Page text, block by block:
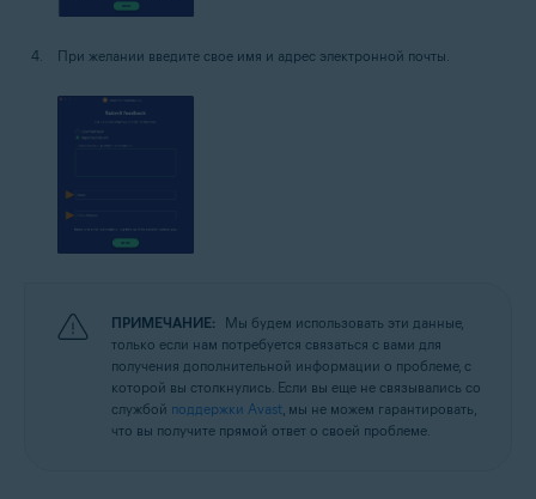
При желании введите свое имя и адрес электронной почты.
ПРИМЕЧАНИЕ:
Мы будем использовать эти данные,
только если нам потребуется связаться с вами для
получения дополнительной информации о проблеме, с
которой вы столкнулись. Если вы еще не связывались со
службой поддержки Avast, мы не можем гарантировать,
что вы получите прямой ответ о своей проблеме.